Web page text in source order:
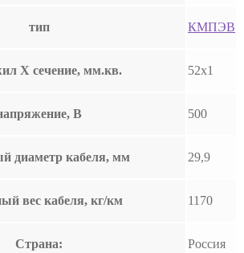
тип КМПЭВ
Х сечение, мм.кв. 52х1
В 500
диаметр кабеля, мм 29,9
вес кабеля, кг/км 1170
Страна: Россия